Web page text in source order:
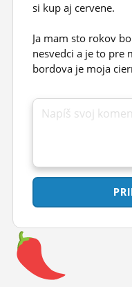
si kup aj cervene.
Ja mam sto rokov
nesvedci a je to pre
bordova je moja
Napíš svoj